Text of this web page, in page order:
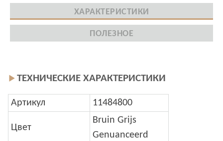
ХАРАКТЕРИСТИКИ
ПОЛЕЗНОЕ
ТЕХНИЧЕСКИЕ ХАРАКТЕРИСТИКИ
Артикул 11484800
Цвет
Bruin Grijs
Genuanceerd